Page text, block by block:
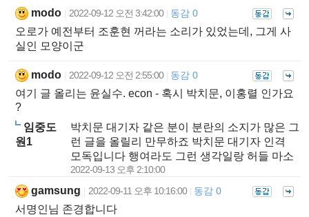
modo 2022-09-12 오전 3:42:00 동감 0
오로가 예전부터 조훈현 꺼라는 소리가 있었는데, 그게 사
실인 모양이군
modo 2022-09-12 오전 2:55:00 동감 0
여기 글 올리는 윤실수. econ - 혹시 박치문, 이홍렬 인가요
?
임중도
원1
박치문 대기자 같은 분이 분란의 소지가 많은 그
런 글을 올릴리 만무하죠 박치문 대기자 인격
모독입니다 행여라도 그런 생각일랑 허들 마소
2022-09-13 오후 2:10:00
gamsung 2022-09-11 오후 10:16:00 동감 0
서명인님 존경합니다